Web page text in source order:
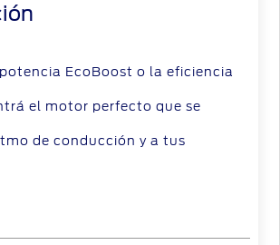
EcoBoost o la eficiencia
el motor perfecto que se
de conducción y a tus